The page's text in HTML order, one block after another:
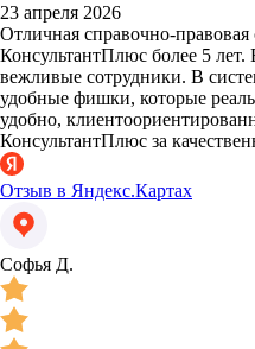
23 апреля 2026
Отличная справочно-
КонсультантПлюс более 5 лет.
вежливые сотрудники. В
удобные фишки, которые
удобно,
КонсультантПлюс за
Отзыв в Яндекс.Картах
Софья Д.